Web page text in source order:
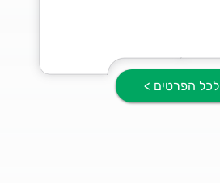
לכל הפרטים >